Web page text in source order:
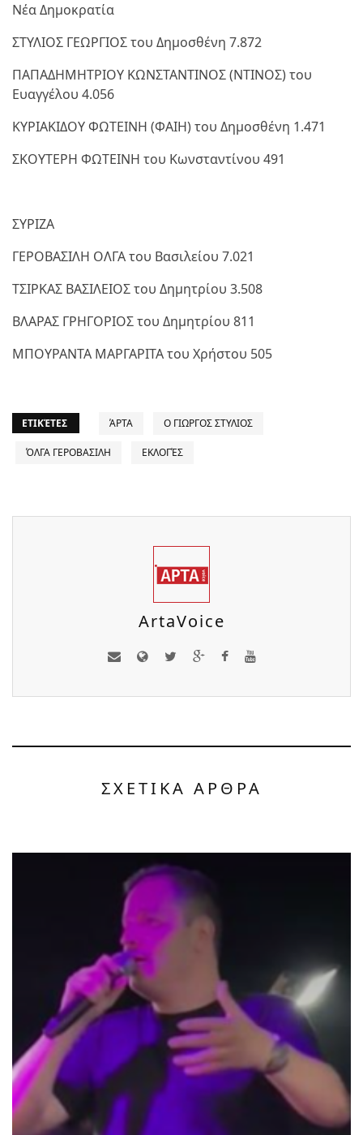
Νέα Δημοκρατία
ΣΤΥΛΙΟΣ ΓΕΩΡΓΙΟΣ του Δημοσθένη 7.872
ΠΑΠΑΔΗΜΗΤΡΙΟΥ ΚΩΝΣΤΑΝΤΙΝΟΣ (ΝΤΙΝΟΣ) του
Ευαγγέλου 4.056
ΚΥΡΙΑΚΙΔΟΥ ΦΩΤΕΙΝΗ (ΦΑΙΗ) του Δημοσθένη 1.471
ΣΚΟΥΤΕΡΗ ΦΩΤΕΙΝΗ του Κωνσταντίνου 491
ΣΥΡΙΖΑ
ΓΕΡΟΒΑΣΙΛΗ ΟΛΓΑ του Βασιλείου 7.021
ΤΣΙΡΚΑΣ ΒΑΣΙΛΕΙΟΣ του Δημητρίου 3.508
ΒΛΑΡΑΣ ΓΡΗΓΟΡΙΟΣ του Δημητρίου 811
ΜΠΟΥΡΑΝΤΑ ΜΑΡΓΑΡΙΤΑ του Χρήστου 505
ΕΤΙΚΈΤΕΣ ΆΡΤΑ Ο ΓΙΩΡΓΟΣ ΣΤΥΛΙΟΣ
ΌΛΓΑ ΓΕΡΟΒΑΣΙΛΗ ΕΚΛΟΓΈΣ
ArtaVoice
ΣΧΕΤΙΚΑ ΑΡΘΡΑ